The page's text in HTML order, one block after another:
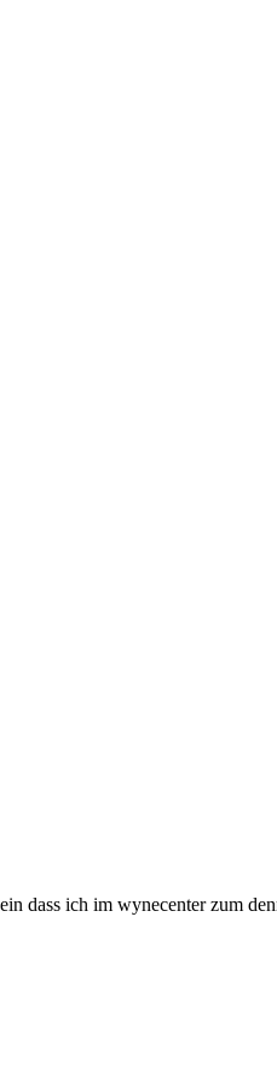
dass ich im wynecenter zum